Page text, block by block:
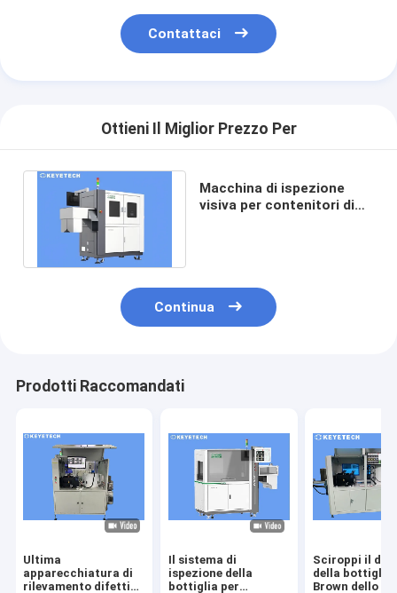
Contattaci
Ottieni Il Miglior Prezzo Per
Macchina di ispezione
visiva per contenitori di
Continua
Prodotti Raccomandati
Ultima
apparecchiatura di
rilevamento difetti
Il sistema di
ispezione della
bottiglia per
Sciroppi il
della bottiglia
Brown dello